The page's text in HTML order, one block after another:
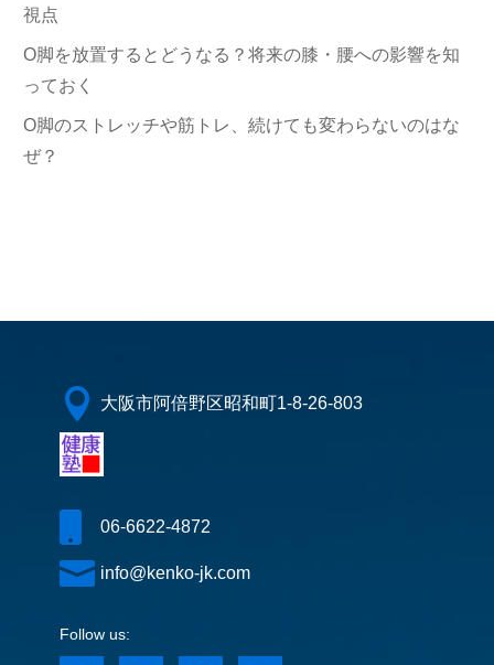
視点
O脚を放置するとどうなる？将来の膝・腰への影響を知
っておく
O脚のストレッチや筋トレ、続けても変わらないのはな
ぜ？
 大阪市阿倍野区昭和町1-8-26-803
06-6622-4872
 info@kenko-jk.com